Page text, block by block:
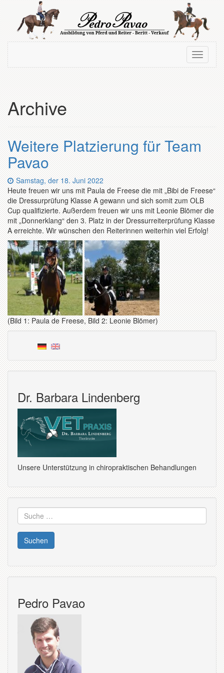
Zum
Hauptinhalt
springen
ein-/
Archive
Weitere Platzierung für Team
Pavao
Datum:
Samstag, der 18. Juni 2022
Heute freuen wir uns mit Paula de Freese die mit „Bibi de Freese“
die Dressurprüfung Klasse A gewann und sich somit zum OLB
Cup qualifizierte. Außerdem freuen wir uns mit Leonie Blömer die
mit „Donnerklang“ den 3. Platz in der Dressurreiterprüfung Klasse
A erreichte. Wir wünschen den Reiterinnen weiterhin viel Erfolg!
(Bild 1: Paula de Freese, Bild 2: Leonie Blömer)
Dr. Barbara Lindenberg
Unsere Unterstützung in chiropraktischen Behandlungen
Suche
nach:
Pedro Pavao